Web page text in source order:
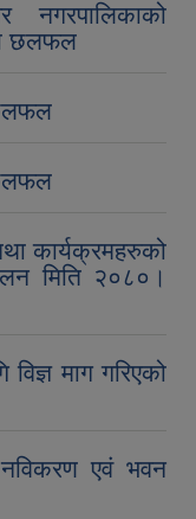
नगरपालिकाको
छलफल
कार्यक्रमहरुको
मिति २०८०।
माग गरिएको
नविकरण एवं भवन